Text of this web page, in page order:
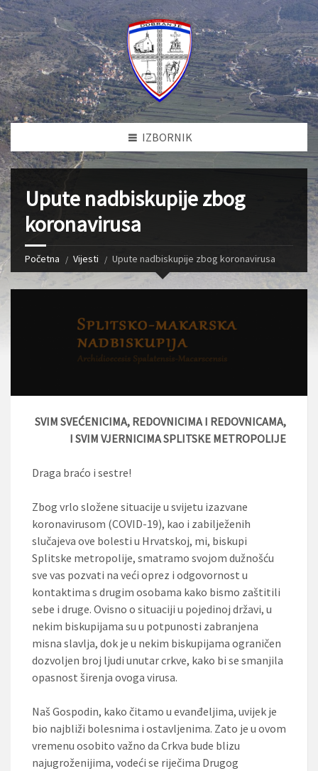
IZBORNIK
Upute nadbiskupije zbog
koronavirusa
Početna Vijesti Upute nadbiskupije zbog koronavirusa
SVIM SVEĆENICIMA, REDOVNICIMA I REDOVNICAMA,
I SVIM VJERNICIMA SPLITSKE METROPOLIJE
Draga braćo i sestre!
Zbog vrlo složene situacije u svijetu izazvane
koronavirusom (COVID-19), kao i zabilježenih
slučajeva ove bolesti u Hrvatskoj, mi, biskupi
Splitske metropolije, smatramo svojom dužnošću
sve vas pozvati na veći oprez i odgovornost u
kontaktima s drugim osobama kako bismo zaštitili
sebe i druge. Ovisno o situaciji u pojedinoj državi, u
nekim biskupijama su u potpunosti zabranjena
misna slavlja, dok je u nekim biskupijama ograničen
dozvoljen broj ljudi unutar crkve, kako bi se smanjila
opasnost širenja ovoga virusa.
Naš Gospodin, kako čitamo u evanđeljima, uvijek je
bio najbliži bolesnima i ostavljenima. Zato je u ovom
vremenu osobito važno da Crkva bude blizu
najugroženijima, vodeći se riječima Drugog